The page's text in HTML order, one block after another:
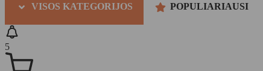
VISOS KATEGORIJOS POPULIARIAUSI
5